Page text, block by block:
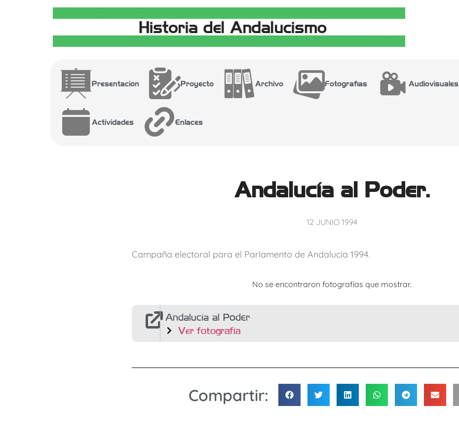
Presentación Proyecto Archivo Fotografías Audiovisuales
Actividades Enlaces
Andalucía al Poder.
12 JUNIO 1994
Campaña electoral para el Parlamento de Andalucía 1994.
No se encontraron fotografías que mostrar.
Andalucía al Poder
Ver fotografía
Compartir: